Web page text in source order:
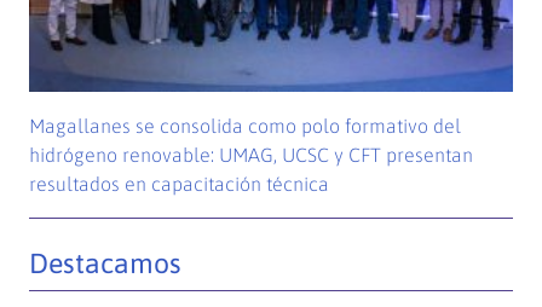
Magallanes se consolida como polo formativo del
hidrógeno renovable: UMAG, UCSC y CFT presentan
resultados en capacitación técnica
Destacamos